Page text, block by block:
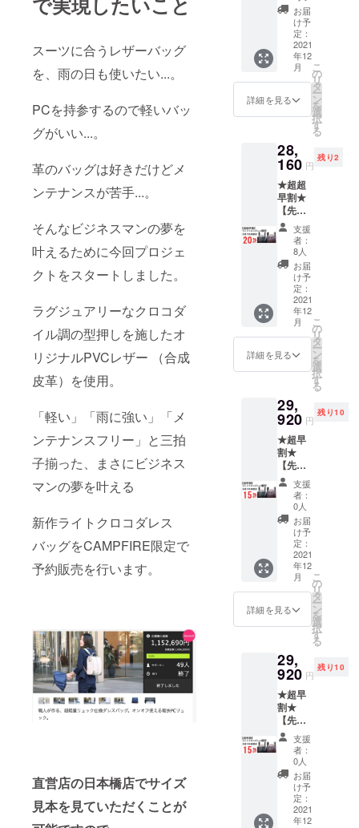
スーツに合うレザーバッグ
を、雨の日も使いたい...。
PCを持参するので軽いバッ
グがいい...。
革のバッグは好きだけどメ
ンテナンスが苦手...。
そんなビジネスマンの夢を
叶えるために今回プロジェ
クトをスタートしました。
ラグジュアリーなクロコダ
イル調の型押しを施したオ
リジナルPVCレザー （合成
皮革）を使用。
「軽い」「雨に強い」「メ
ンテナンスフリー」と三拍
子揃った、まさにビジネス
マンの夢を叶える
新作ライトクロコダレス
バッグをCAMPFIRE限定で
予約販売を行います。
直営店の日本橋店でサイズ
見本を見ていただくことが
ロコダ
レス縦
発売価
格の
20％オ
フ
35,200
円
→28,16
込み）
お届
け予
定：
2021
年12
月
詳細を見る
こ
の
リ
タ
ー
ン
を
選
択
す
る
28,
160 円
残り2
★超超
早割★
【先着
10名
様】ラ
イトク
ロコダ
レス横
発売価
格の
20％オ
フ
35,200
円
→28,16
込み）
支援
者：
8人
お届
け予
定：
2021
年12
月
詳細を見る
こ
の
リ
タ
ー
ン
を
選
択
す
る
29,
920 円
残り10
★超早
割★
【先着
10名
様】ラ
イトク
ロコダ
レス 縦
型Mサ
イズ 一
般発売
価格の
15％オ
フ
35,200
円
0 円
（税込
み）
支援
者：
0人
お届
け予
定：
2021
年12
月
詳細を見る
こ
の
リ
タ
ー
ン
を
選
択
す
る
29,
920 円
残り10
★超早
割★
【先着
10名
様】ラ
イトク
ロコダ
レス 横
発売価
格の
支援
者：
0人
お届
け予
定：
2021
年12